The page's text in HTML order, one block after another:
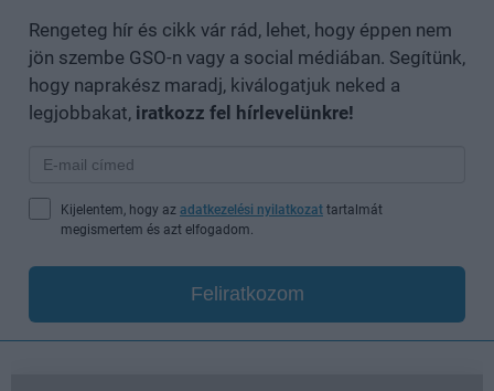
Rengeteg hír és cikk vár rád, lehet, hogy éppen nem
jön szembe GSO-n vagy a social médiában. Segítünk,
hogy naprakész maradj, kiválogatjuk neked a
legjobbakat, iratkozz fel hírlevelünkre!
Kijelentem, hogy az adatkezelési nyilatkozat tartalmát
megismertem és azt elfogadom.
Feliratkozom